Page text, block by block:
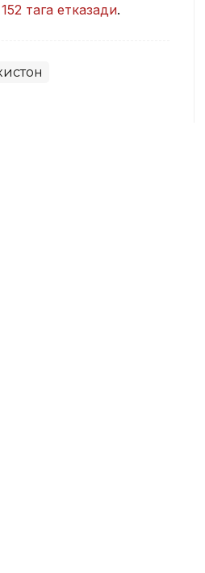
152 тага етказади.